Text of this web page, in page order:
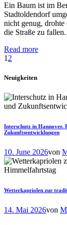
Ein Baum ist im
Stadtoldendorf
nicht genug, drohte
die Straße zu
Read more
1 2
Neuigkeiten
Interschutz in Hannover.
Zukunftsentwicklungen
10. June 2026von
Wetterkapriolen zur
14. Mai 2026von